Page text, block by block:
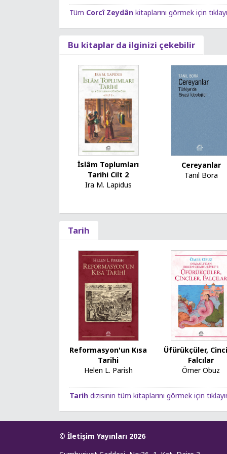
Tüm Corcî Zeydân kitaplarını görmek için
Bu kitaplar da ilginizi çekebilir
İslâm Toplumları
Tarihi Cilt 2
Ira M. Lapidus
Cereyanlar
Tanıl Bora
Tarih
Reformasyon'un Kısa
Tarihi
Helen L. Parish
Üfürükçüler,
Falcılar
Ömer Obuz
Tarih dizisinin tüm kitaplarını görmek için
© İletişim Yayınları 2026